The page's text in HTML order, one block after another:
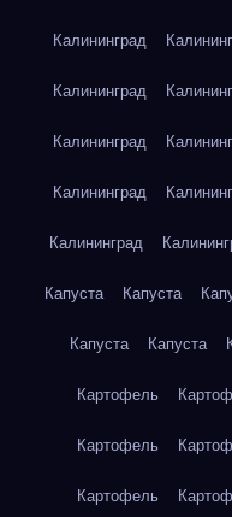
Калининград
Калининград
Калининград
Калининград
Калининград
Капуста Капуста
Капуста Капуста
Картофель
Картофель
Картофель